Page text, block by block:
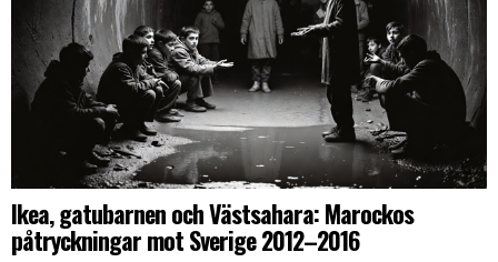
Ikea, gatubarnen och Västsahara: Marockos
påtryckningar mot Sverige 2012–2016